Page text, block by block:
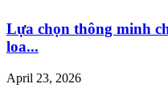
Lựa chọn thông minh
loa...
April 23, 2026